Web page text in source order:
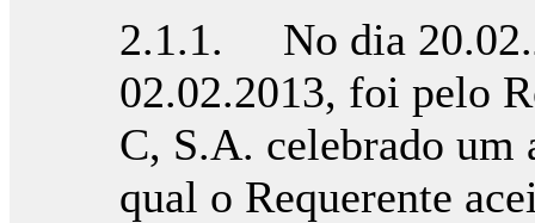
2.1.1. No dia
02.02.2013, foi pelo
C, S.A. celebrado um
qual o Requerente